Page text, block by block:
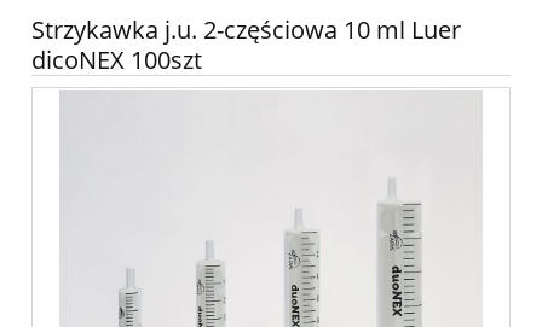
Strzykawka j.u. 2-częściowa 10 ml Luer
dicoNEX 100szt